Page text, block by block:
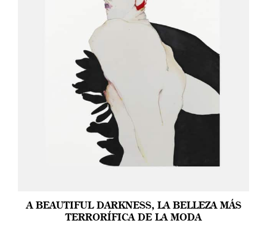
A BEAUTIFUL DARKNESS, LA BELLEZA MÁS
TERRORÍFICA DE LA MODA